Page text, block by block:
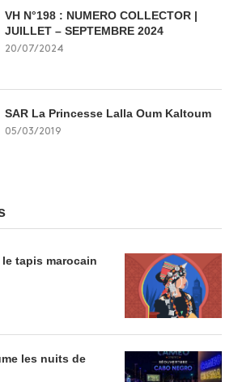
VH N°198 : NUMERO COLLECTOR |
JUILLET – SEPTEMBRE 2024
20/07/2024
SAR La Princesse Lalla Oum Kaltoum
05/03/2019
tapis marocain
les nuits de